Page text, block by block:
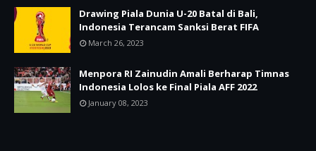
Drawing Piala Dunia U-20 Batal di Bali,
Indonesia Terancam Sanksi Berat FIFA
March 26, 2023
Menpora RI Zainudin Amali Berharap Timnas
Indonesia Lolos ke Final Piala AFF 2022
January 08, 2023